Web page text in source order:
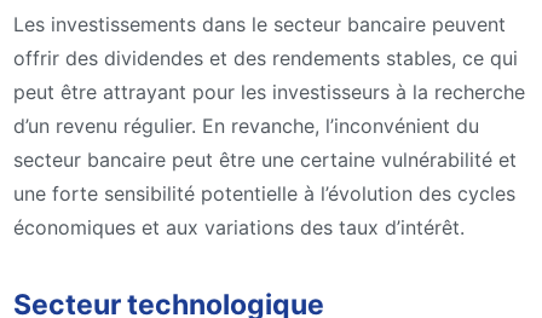
Les investissements dans le secteur bancaire peuvent
offrir des dividendes et des rendements stables, ce qui
peut être attrayant pour les investisseurs à la recherche
d’un revenu régulier. En revanche, l’inconvénient du
secteur bancaire peut être une certaine vulnérabilité et
une forte sensibilité potentielle à l’évolution des cycles
économiques et aux variations des taux d’intérêt.
Secteur technologique